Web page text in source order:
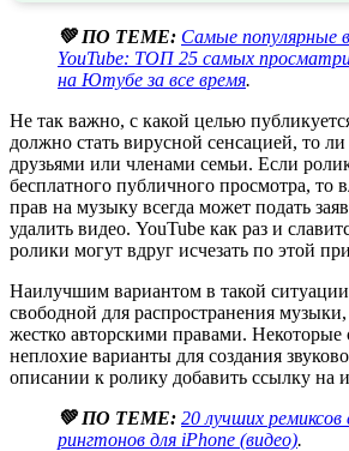
💚 ПО ТЕМЕ: Самые популярные
YouTube: ТОП 25 самых
на Ютубе за все время.
Не так важно, с какой целью
должно стать вирусной сенсацией, то
друзьями или членами семьи. Если
бесплатного публичного просмотра, то
прав на музыку всегда может подать
удалить видео. YouTube как раз и
ролики могут вдруг исчезать по этой
Наилучшим вариантом в такой ситуации
свободной для распространения
жестко авторскими правами. Некоторые
неплохие варианты для создания
описании к ролику добавить ссылку на
💚 ПО ТЕМЕ: 20 лучших
рингтонов для iPhone (видео).